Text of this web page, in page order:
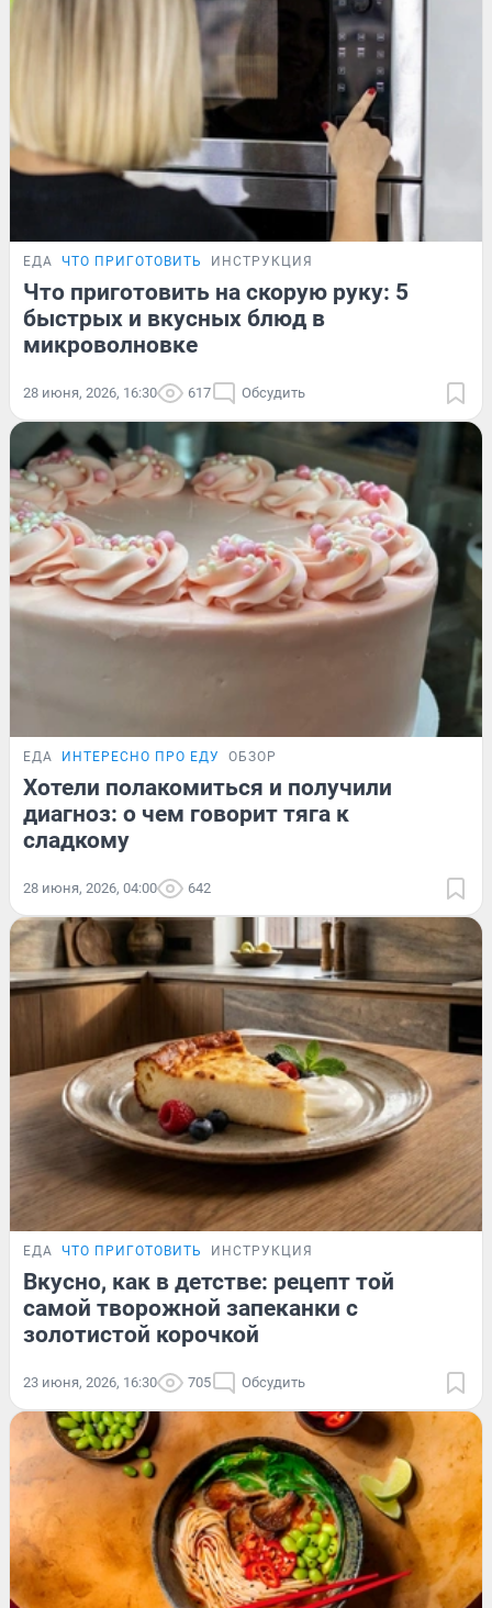
ЕДА ЧТО ПРИГОТОВИТЬ ИНСТРУКЦИЯ
Что приготовить на скорую руку: 5
быстрых и вкусных блюд в
микроволновке
28 июня, 2026, 16:30 617 Обсудить
ЕДА ИНТЕРЕСНО ПРО ЕДУ ОБЗОР
Хотели полакомиться и получили
диагноз: о чем говорит тяга к
сладкому
28 июня, 2026, 04:00 642
ЕДА ЧТО ПРИГОТОВИТЬ ИНСТРУКЦИЯ
Вкусно, как в детстве: рецепт той
самой творожной запеканки с
золотистой корочкой
23 июня, 2026, 16:30 705 Обсудить